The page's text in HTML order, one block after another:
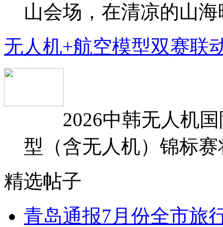
山会场，在清凉的山
无人机+航空模型双赛联
2026中韩无人机国
型（含无人机）锦标
精选帖子
青岛通报7月份全市旅